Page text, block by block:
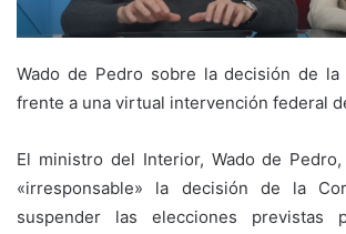
Wado de Pedro sobre la decisión de la
frente a una virtual intervención federal
El ministro del Interior, Wado de
«irresponsable» la decisión de la
suspender las elecciones previstas